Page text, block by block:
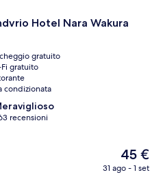
Hotel Nara Wakura
gratuito
gratuito
condizionata
recensioni
Il
prezzo
45 €
31 ago - 1 set